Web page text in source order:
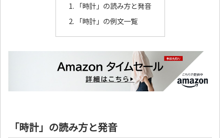
「時計」の読み方と発音
「時計」の例文一覧
「時計」の読み方と発音